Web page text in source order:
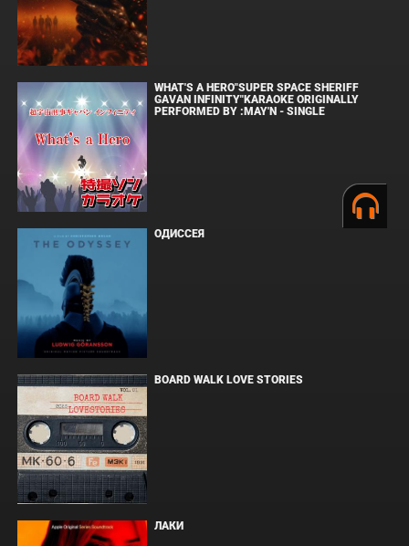
WHAT'S A HERO"SUPER SPACE SHERIFF
GAVAN INFINITY"KARAOKE ORIGINALLY
PERFORMED BY :MAY'N - SINGLE
ОДИССЕЯ
BOARD WALK LOVE STORIES
ЛАКИ